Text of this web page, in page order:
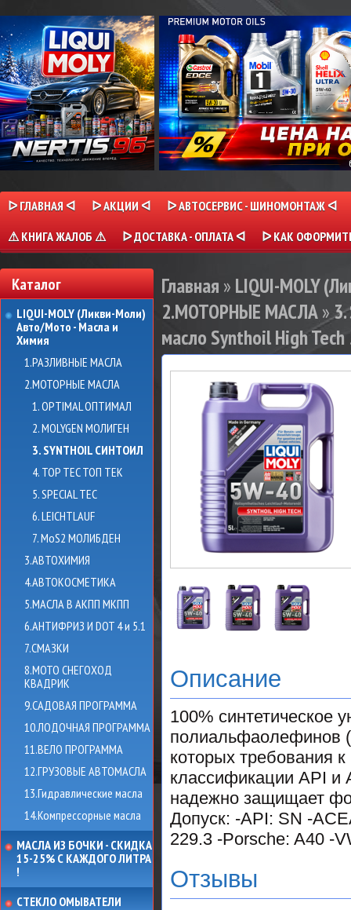
ᐅ ГЛАВНАЯ ᐊ ᐅ АКЦИИ ᐊ
ᐅ АВТОСЕРВИС - ШИНОМОНТАЖ ᐊ
⚠ КНИГА ЖАЛОБ ⚠
ᐅ ДОСТАВКА - ОПЛАТА ᐊ ᐅ КАК
Каталог
LIQUI-MOLY (Ликви-Моли)
Авто/Мото - Масла и
Химия
1.РАЗЛИВНЫЕ МАСЛА
2.МОТОРНЫЕ МАСЛА
1. OPTIMAL ОПТИМАЛ
2. MOLYGEN МОЛИГЕН
3. SYNTHOIL СИНТОИЛ
4. TOP TEC ТОП ТЕК
5. SPECIAL TEC
6. LEICHTLAUF
7. MoS2 МОЛИБДЕН
3.АВТОХИМИЯ
4.АВТОКОСМЕТИКА
5.МАСЛА В АКПП МКПП
6.АНТИФРИЗ И DOT 4 и 5.1
7.СМАЗКИ
8.МОТО СНЕГОХОД
КВАДРИК
9.САДОВАЯ ПРОГРАММА
10.ЛОДОЧНАЯ ПРОГРАММА
11.ВЕЛО ПРОГРАММА
12.ГРУЗОВЫЕ АВТОМАСЛА
13.Гидравлические масла
14.Компрессорные масла
МАСЛА ИЗ БОЧКИ - СКИДКА
15-25% С КАЖДОГО ЛИТРА
!
СТЕКЛО ОМЫВАТЕЛИ
Главная » LIQUI-MOLY
2.МОТОРНЫЕ МАСЛА»
масло Synthoil High Tech
Описание
100% синтетическое
полиальфаолефинов
которых требования
классификации API и
надежно защищает
Допуск: -API: SN -
229.3 -Porsche: A40 -
Отзывы